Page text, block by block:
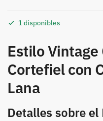
1 disponibles
Estilo
Cortefiel con
Lana
Detalles sobre el